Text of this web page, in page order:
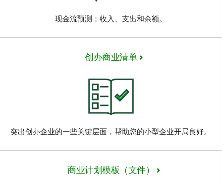
现金流预测；收入、支出和余额。
创办商业清单
突出创办企业的一些关键层面，帮助您的小型企业开局良好。
商业计划模板（文件）